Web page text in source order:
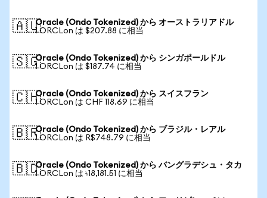
🇦🇺Oracle (Ondo Tokenized) から オーストラリアドル
1 ORCLon は $207.88 に相当
🇸🇬Oracle (Ondo Tokenized) から シンガポールドル
1 ORCLon は $187.74 に相当
🇨🇭Oracle (Ondo Tokenized) から スイスフラン
1 ORCLon は CHF 118.69 に相当
🇧🇷Oracle (Ondo Tokenized) から ブラジル・レアル
1 ORCLon は R$748.79 に相当
🇧🇩Oracle (Ondo Tokenized) から バングラデシュ・タカ
1 ORCLon は ৳18,181.51 に相当